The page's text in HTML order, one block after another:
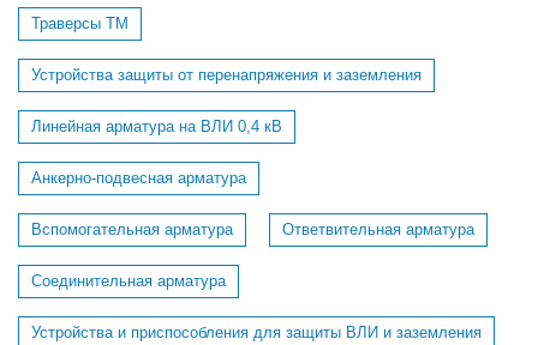
Траверсы ТМ
Устройства защиты от перенапряжения и заземления
Линейная арматура на ВЛИ 0,4 кВ
Анкерно-подвесная арматура
Вспомогательная арматура Ответвительная арматура
Соединительная арматура
Устройства и приспособления для защиты ВЛИ и заземления